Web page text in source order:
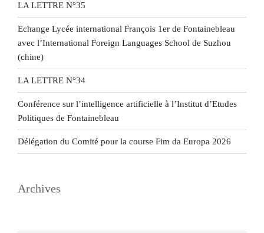
LA LETTRE N°35
Echange Lycée international François 1er de Fontainebleau
avec l’International Foreign Languages School de Suzhou
(chine)
LA LETTRE N°34
Conférence sur l’intelligence artificielle à l’Institut d’Etudes
Politiques de Fontainebleau
Délégation du Comité pour la course Fim da Europa 2026
Archives